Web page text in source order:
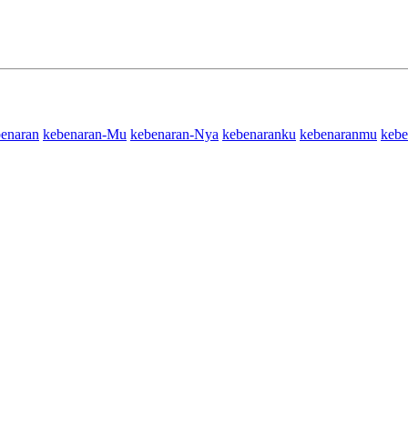
kebenaran-Mu kebenaran-Nya kebenaranku kebenaranmu